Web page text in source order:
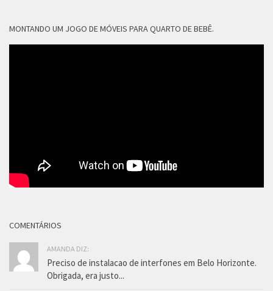
MONTANDO UM JOGO DE MÓVEIS PARA QUARTO DE BEBÊ.
COMENTÁRIOS
AMANDA DIZ:
Preciso de instalacao de interfones em Belo Horizonte.
Obrigada, era justo...